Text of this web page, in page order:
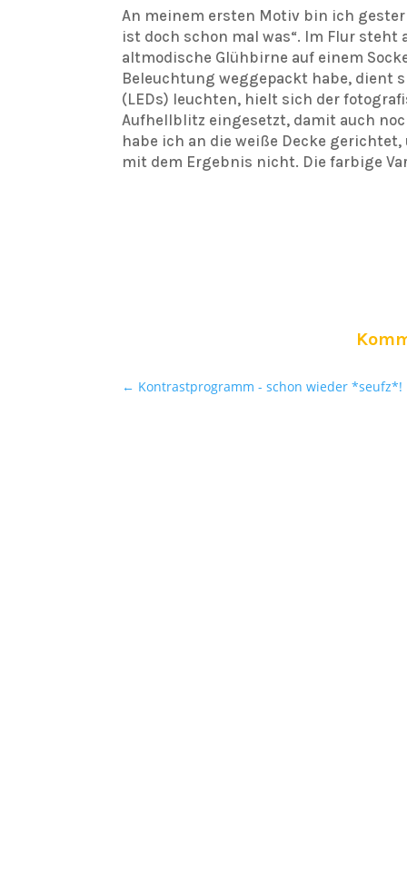
An meinem ersten Motiv bin ich
ist doch schon mal was“. Im Flur steht
altmodische Glühbirne auf einem
Beleuchtung weggepackt habe, dient
(LEDs) leuchten, hielt sich der
Aufhellblitz eingesetzt, damit auch
habe ich an die weiße Decke
mit dem Ergebnis nicht. Die farbige
← Kontrastprogramm - schon wieder *seufz*!